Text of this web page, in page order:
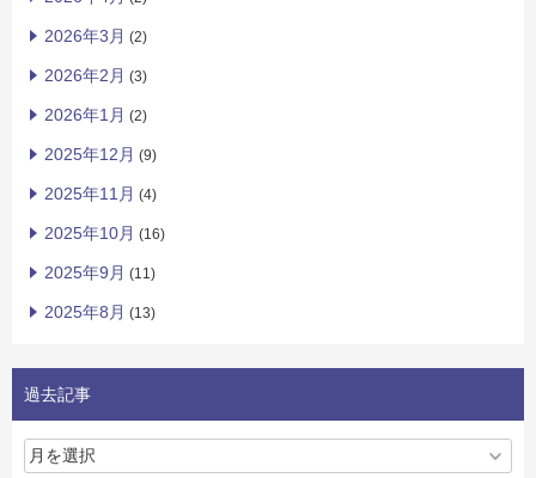
2026年3月 (2)
2026年2月 (3)
2026年1月 (2)
2025年12月 (9)
2025年11月 (4)
2025年10月 (16)
2025年9月 (11)
2025年8月 (13)
過去記事